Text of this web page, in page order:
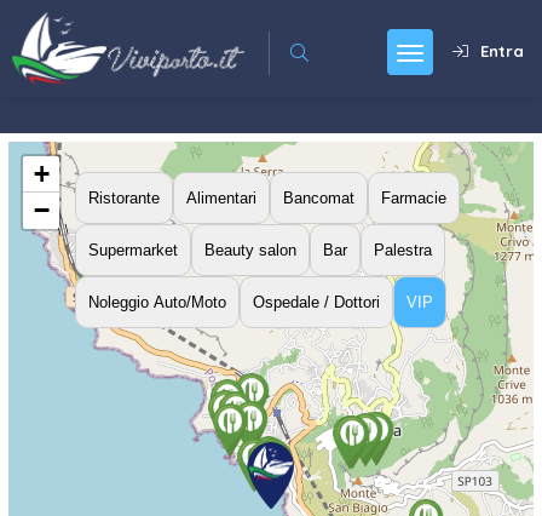
Entra
Ristorante Alimentari Bancomat Farmacie
Supermarket Beauty salon Bar Palestra
Noleggio Auto/Moto Ospedale / Dottori VIP
+
−